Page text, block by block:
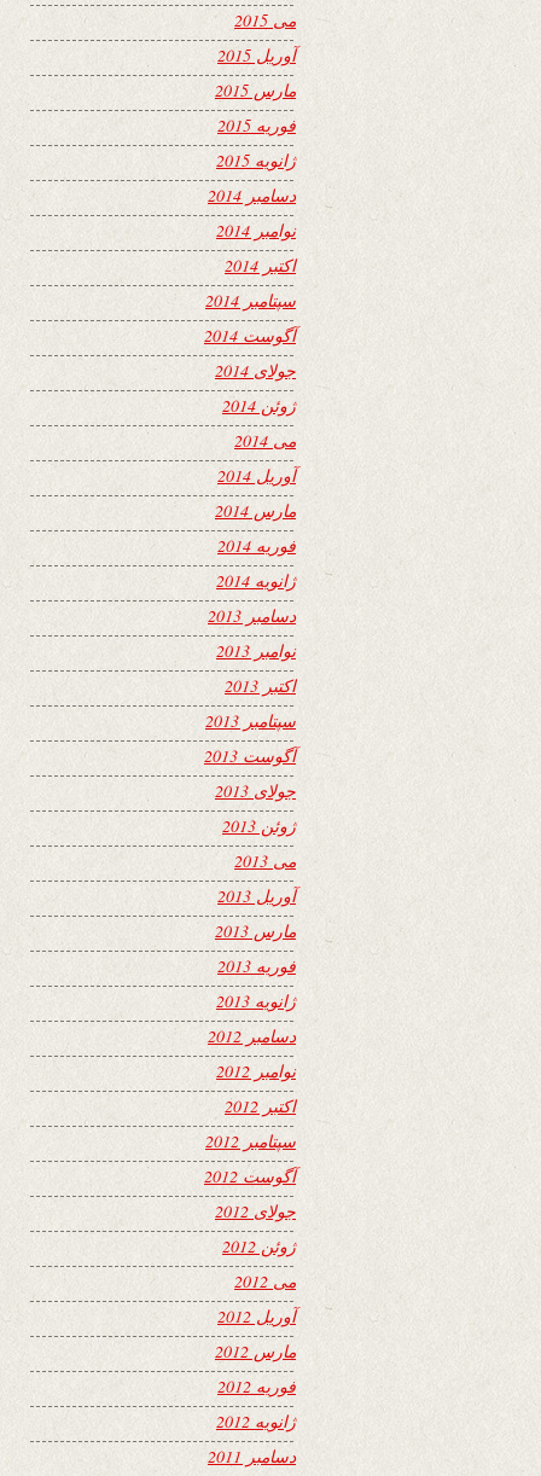
می 2015
آوریل 2015
مارس 2015
فوریه 2015
ژانویه 2015
دسامبر 2014
نوامبر 2014
اکتبر 2014
سپتامبر 2014
آگوست 2014
جولای 2014
ژوئن 2014
می 2014
آوریل 2014
مارس 2014
فوریه 2014
ژانویه 2014
دسامبر 2013
نوامبر 2013
اکتبر 2013
سپتامبر 2013
آگوست 2013
جولای 2013
ژوئن 2013
می 2013
آوریل 2013
مارس 2013
فوریه 2013
ژانویه 2013
دسامبر 2012
نوامبر 2012
اکتبر 2012
سپتامبر 2012
آگوست 2012
جولای 2012
ژوئن 2012
می 2012
آوریل 2012
مارس 2012
فوریه 2012
ژانویه 2012
دسامبر 2011